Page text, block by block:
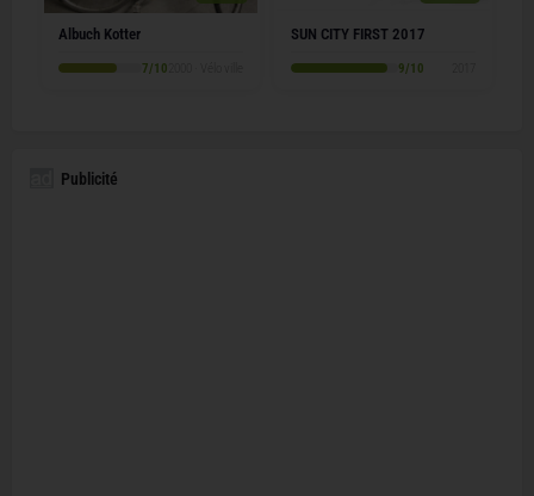
Albuch Kotter
7/10
SUN CITY FIRST 2017
9/10
Publicité